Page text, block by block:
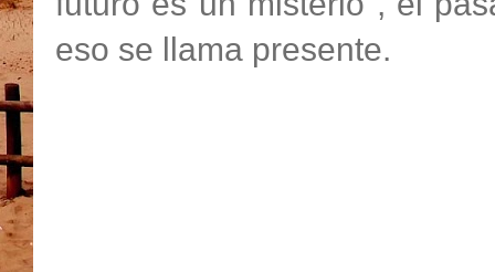
eso se llama presente.